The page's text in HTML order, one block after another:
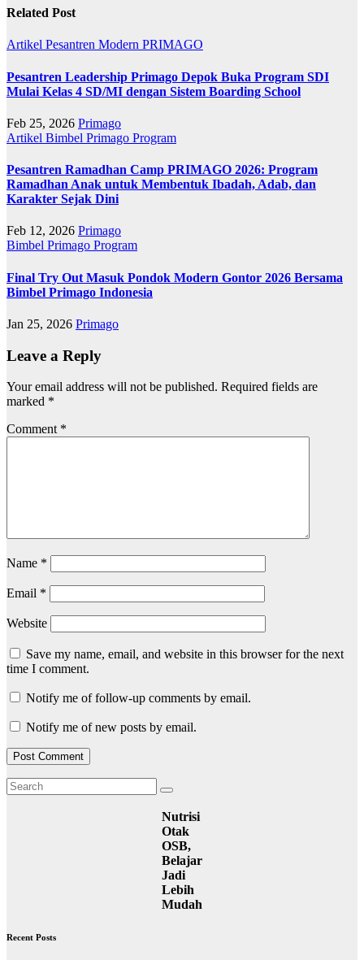
Related Post
Artikel Pesantren Modern PRIMAGO
Pesantren Leadership Primago Depok Buka Program SDI
Mulai Kelas 4 SD/MI dengan Sistem Boarding School
Feb 25, 2026 Primago
Artikel Bimbel Primago Program
Pesantren Ramadhan Camp PRIMAGO 2026: Program
Ramadhan Anak untuk Membentuk Ibadah, Adab, dan
Karakter Sejak Dini
Feb 12, 2026 Primago
Bimbel Primago Program
Final Try Out Masuk Pondok Modern Gontor 2026 Bersama
Bimbel Primago Indonesia
Jan 25, 2026 Primago
Leave a Reply
Your email address will not be published. Required fields are
marked *
Comment *
Name *
Email *
Website
Save my name, email, and website in this browser for the next
time I comment.
Notify me of follow-up comments by email.
Notify me of new posts by email.
Nutrisi
Otak
OSB,
Belajar
Jadi
Lebih
Mudah
Recent Posts